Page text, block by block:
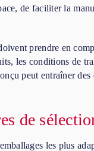
de faciliter la
prendre en
les conditions de
peut entraîner
de
les plus